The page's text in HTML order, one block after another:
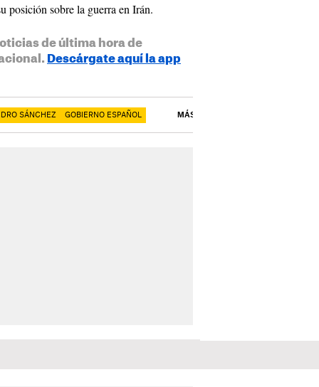
posición sobre la guerra en Irán.
de última hora de
Descárgate aquí la app
SÁNCHEZ GOBIERNO ESPAÑOL MÁS